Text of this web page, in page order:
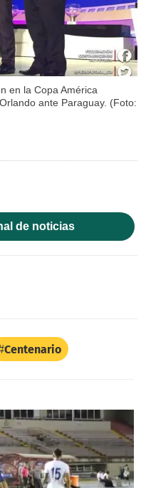
en la Copa América
ante Paraguay. (Foto:
de noticias
Centenario